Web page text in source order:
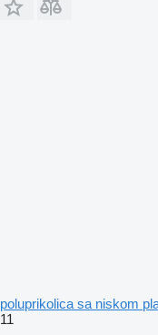
poluprikolica sa niskom
11